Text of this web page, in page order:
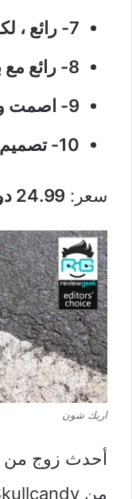
7- رائع ، لكن ليس من الدرجة الأولى
8- رائع مع بعض الهوامش
9- اصمت وخذ نقودي
10- تصميم مطلق نيرفانا
سعر: 24.99 دولارًا
اريك شون
أحدث زوج من